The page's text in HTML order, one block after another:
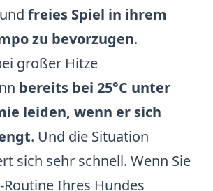
und freies Spiel in ihrem
zu bevorzugen.
großer Hitze
bereits bei 25°C unter
leiden, wenn er sich
. Und die Situation
sich sehr schnell. Wenn Sie
Ihres Hundes